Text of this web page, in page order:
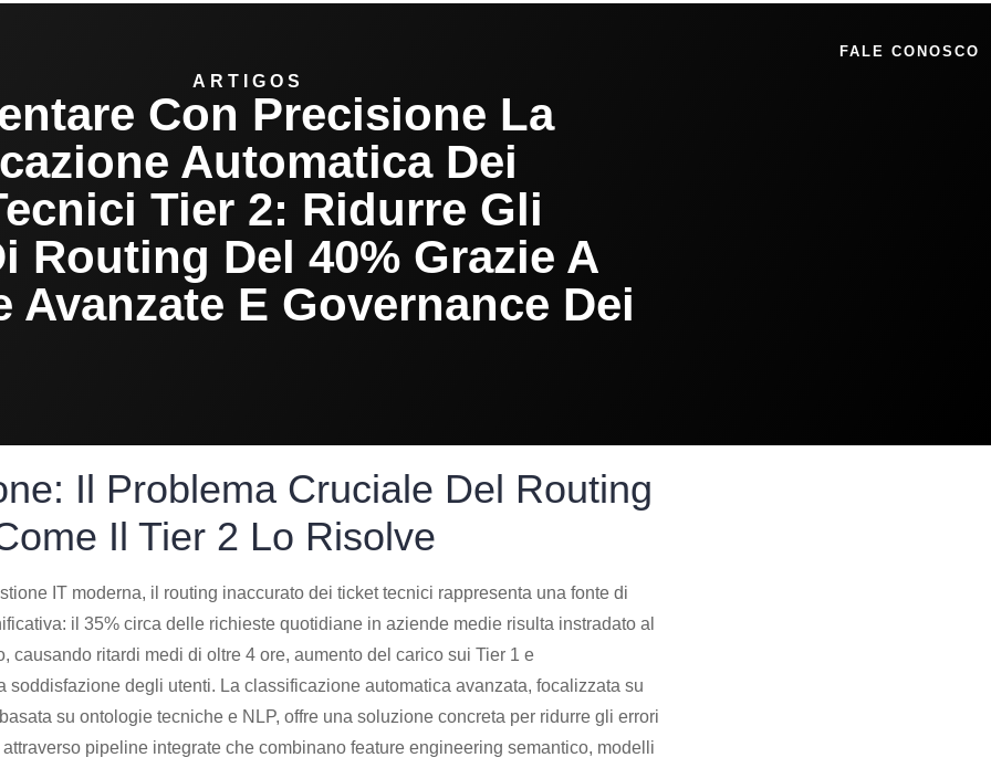
FALE CONOSCO
ARTIGOS
Con Precisione La
Automatica Dei
Tier 2: Ridurre Gli
Routing Del 40% Grazie A
Avanzate E Governance Dei
Il Problema Cruciale Del Routing
Il Tier 2 Lo Risolve
IT moderna, il routing inaccurato dei ticket tecnici rappresenta una fonte di
il 35% circa delle richieste quotidiane in aziende medie risulta instradato al
causando ritardi medi di oltre 4 ore, aumento del carico sui Tier 1 e
soddisfazione degli utenti. La classificazione automatica avanzata, focalizzata su
su ontologie tecniche e NLP, offre una soluzione concreta per ridurre gli errori
pipeline integrate che combinano feature engineering semantico, modelli